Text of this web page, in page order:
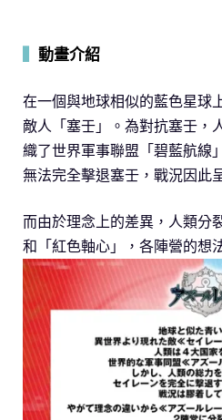
動畫介紹
在一個與地球相似的藍色星球
敵人「塞壬」。為對抗塞壬，
織了世界軍事聯盟「碧藍航線
無法完全擊退塞壬，戰況因此
而由於理念上的差異，人類分
和「紅色軸心」，各陣營的